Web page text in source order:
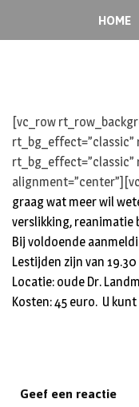
HOME
[vc_row
rt_bg_effect=”classic”
graag wat meer wil
verslikking, reanimatie
Bij voldoende
Lestijden zijn van
Locatie: oude Dr.
Kosten: 45 euro. U
Geef een reactie